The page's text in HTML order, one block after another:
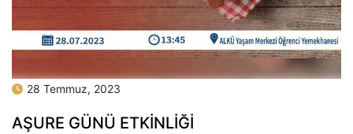
28 Temmuz, 2023
AŞURE GÜNÜ ETKİNLİĞİ